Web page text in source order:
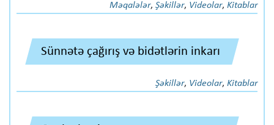
Məqalələr, Şəkillər, Videolar, Kitablar
Sünnətə çağırış və bidətlərin inkarı
Şəkillər, Videolar, Kitablar